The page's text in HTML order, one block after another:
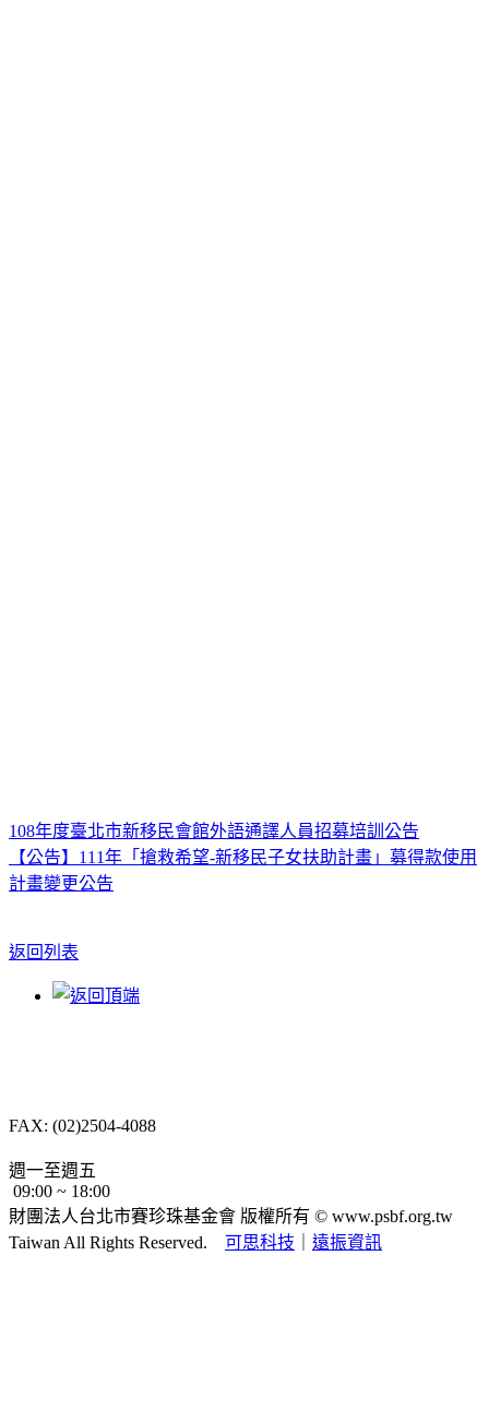
108年度臺北市新移民會館外語通譯人員招募培訓公告
【公告】111年「搶救希望-新移民子女扶助計畫」募得款使用
計畫變更公告
返回列表
FAX: (02)2504-4088
週一至週五
09:00 ~ 18:00
財團法人台北市賽珍珠基金會 版權所有 © www.psbf.org.tw
Taiwan All Rights Reserved. 可思科技 遠振資訊